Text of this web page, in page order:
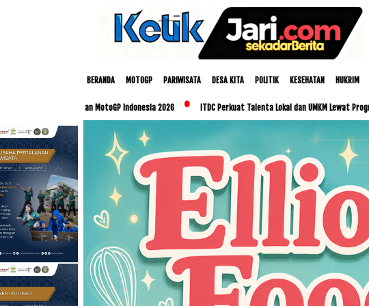
BERANDA MOTOGP PARIWISATA DESA KITA POLITIK KESEHATAN HUKRIM
MotoGP Indonesia 2026 ITDC Perkuat Talenta Lokal dan UMKM Lewat Program Glorious Golo Mori